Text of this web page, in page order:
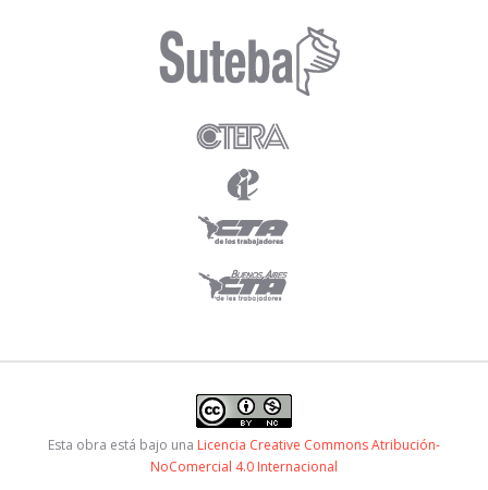
Esta obra está bajo una Licencia Creative Commons Atribución-
NoComercial 4.0 Internacional